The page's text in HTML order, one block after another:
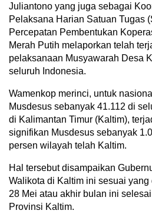
Juliantono yang juga sebagai
Pelaksana Harian Satuan Tugas
Percepatan Pembentukan
Merah Putih melaporkan telah
pelaksanaan Musyawarah Desa
seluruh Indonesia.
Wamenkop merinci, untuk
Musdesus sebanyak 41.112 di
di Kalimantan Timur (Kaltim),
signifikan Musdesus sebanyak
persen wilayah telah Kaltim.
Hal tersebut disampaikan
Walikota di Kaltim ini sesuai
28 Mei atau akhir bulan ini
Provinsi Kaltim.